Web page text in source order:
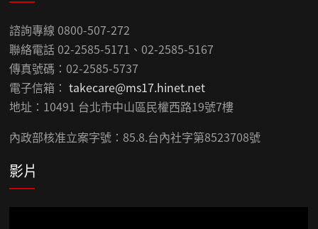
諮詢專線 0800-507-272
聯絡電話 02-2585-5171、02-2585-5167
傳真號碼：02-2585-5737
電子信箱：takecare@ms17.hinet.net
地址：10491 台北市中山區民權西路19號7樓
內政部核准立案字號：85.8.台內社字第8523708號
影片